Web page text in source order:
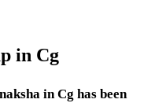
in Cg
in Cg has been